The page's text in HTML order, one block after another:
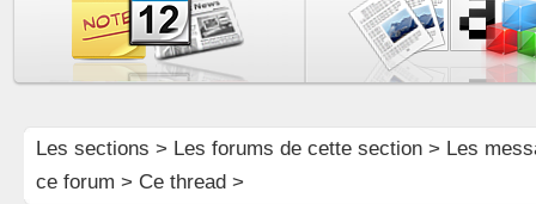
Les sections > Les forums de cette section> Les
ce forum > Ce thread >